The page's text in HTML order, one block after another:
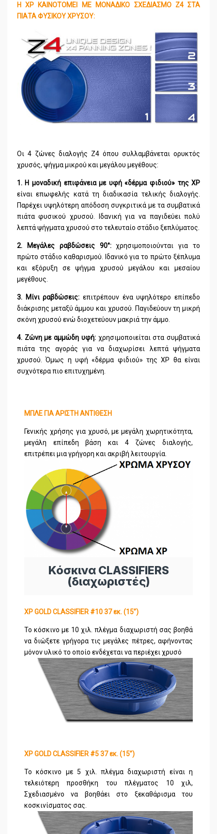
Η XP ΚΑΙΝΟΤΟΜΕΙ ΜΕ ΜΟΝΑΔΙΚΟ ΣΧΕΔΙΑΣΜΟ Ζ4 ΣΤΑ
ΠΙΑΤΑ ΦΥΣΙΚΟΥ ΧΡΥΣΟΥ:
Οι 4 ζώνες διαλογής Ζ4 όπου συλλαμβάνεται ορυκτός
χρυσός, ψήγμα μικρού και μεγάλου μεγέθους:
1. Η μοναδική επιφάνεια με υφή «δέρμα φιδιού» της XP
είναι επωφελής κατά τη διαδικασία τελικής διαλογής.
Παρέχει υψηλότερη απόδοση συγκριτικά με τα συμβατικά
πιάτα φυσικού χρυσού. Ιδανική για να παγιδεύει πολύ
λεπτά ψήγματα χρυσού στο τελευταίο στάδιο ξεπλύματος.
2. Μεγάλες ραβδώσεις 90°:χρησιμοποιούνται για το
πρώτο στάδιο καθαρισμού. Ιδανικό για το πρώτο ξέπλυμα
και εξόρυξη σε ψήγμα χρυσού μεγάλου και μεσαίου
μεγέθους.
3. Μίνι ραβδώσεις: επιτρέπουν ένα υψηλότερο επίπεδο
διάκρισης μεταξύ άμμου και χρυσού. Παγιδεύουν τη μικρή
σκόνη χρυσού ενώ διοχετεύουν μακριά την άμμο.
4. Ζώνη με αμμώδη υφή:χρησιμοποιείται στα συμβατικά
πιάτα της αγοράς για να διαχωρίσει λεπτά ψήγματα
χρυσού. Όμως η υφή «δέρμα φιδιού» της XP θα είναι
συχνότερα πιο επιτυχημένη.
ΜΠΛΕ ΓΙΑ ΑΡΙΣΤΗ ΑΝΤΙΘΕΣΗ
Γενικής χρήσης για χρυσό, με μεγάλη χωρητικότητα,
μεγάλη επίπεδη βάση και 4 ζώνες διαλογής,
επιτρέπει μια γρήγορη και ακριβή λειτουργία.
Κόσκινα CLASSIFIERS
(διαχωριστές)
XP GOLD CLASSIFIER #10 37 εκ. (15’’)
Το κόσκινο με 10 χιλ. πλέγμα διαχωριστή σας βοηθά
να διώξετε γρήγορα τις μεγάλες πέτρες, αφήνοντας
μόνον υλικό το οποίο ενδέχεται να περιέχει χρυσό
XP GOLD CLASSIFIER #5 37 εκ. (15’’)
Το κόσκινο με 5 χιλ. πλέγμα διαχωριστή είναι η
τελειότερη προσθήκη του πλέγματος 10 χιλ,
Σχεδιασμένο να βοηθάει στο ξεκαθάρισμα του
κοσκινίσματος σας.